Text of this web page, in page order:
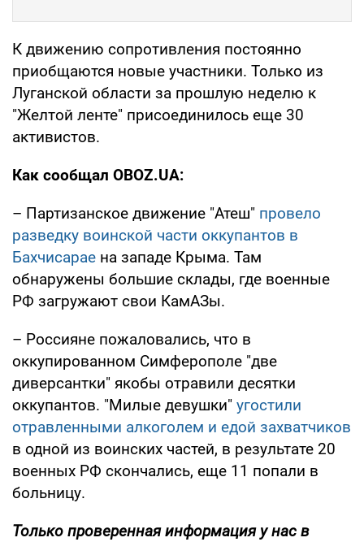
К движению сопротивления постоянно
приобщаются новые участники. Только из
Луганской области за прошлую неделю к
"Желтой ленте" присоединилось еще 30
активистов.
Как сообщал OBOZ.UA:
– Партизанское движение "Атеш" провело
разведку воинской части оккупантов в
Бахчисарае на западе Крыма. Там
обнаружены большие склады, где военные
РФ загружают свои КамАЗы.
– Россияне пожаловались, что в
оккупированном Симферополе "две
диверсантки" якобы отравили десятки
оккупантов. "Милые девушки" угостили
отравленными алкоголем и едой захватчиков
в одной из воинских частей, в результате 20
военных РФ скончались, еще 11 попали в
больницу.
Только проверенная информация у нас в